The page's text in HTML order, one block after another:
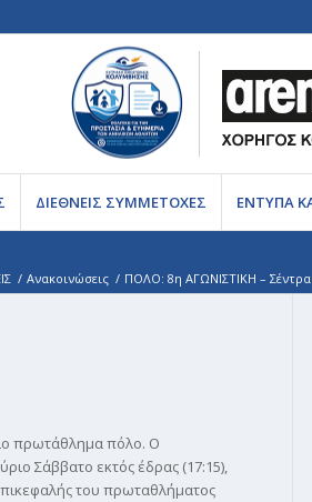
ΔΙΕΘΝΕΙΣ ΣΥΜΜΕΤΟΧΕΣ ΕΝΤΥΠΑ
/ Ανακοινώσεις / ΠΟΛΟ: 8η ΑΓΩΝΙΣΤΙΚΗ –
πρωτάθλημα πόλο. Ο
Σάββατο εκτός έδρας (17:15),
του πρωταθλήματος